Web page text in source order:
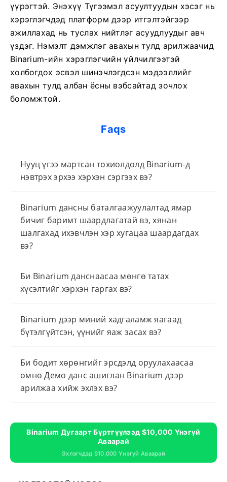
үүрэгтэй. Энэхүү Түгээмэл асуултуудын хэсэг нь
хэрэглэгчдэд платформ дээр итгэлтэйгээр
ажиллахад нь туслах нийтлэг асуудлуудыг авч
үздэг. Нэмэлт дэмжлэг авахын тулд арилжаачид
Binarium-ийн хэрэглэгчийн үйлчилгээтэй
холбогдох эсвэл шинэчлэгдсэн мэдээллийг
авахын тулд албан ёсны вэбсайтад зочлох
боломжтой.
Faqs
Нууц үгээ мартсан тохиолдолд Binarium-д
нэвтрэх эрхээ хэрхэн сэргээх вэ?
Binarium дансны баталгаажуулалтад ямар
бичиг баримт шаардлагатай вэ, хянан
шалгахад ихэвчлэн хэр хугацаа шаардагдах
вэ?
Би Binarium данснаасаа мөнгө татах
хүсэлтийг хэрхэн гаргах вэ?
Binarium дээр миний хадгаламж яагаад
бүтэлгүйтсэн, үүнийг яаж засах вэ?
Би бодит хөрөнгийг эрсдэлд оруулахаасаа
өмнө Демо данс ашиглан Binarium дээр
арилжаа хийж эхлэх вэ?
Binarium Дугаарт Бүртгүүлээд $10,000 Үнэгүй
Аваарай
Эхлэгчдэд $10,000 Үнэгүй Аваарай